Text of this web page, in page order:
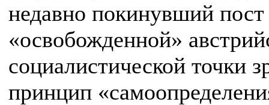
недавно покинувший пост
«освобожденной»
социалистической точки
принцип